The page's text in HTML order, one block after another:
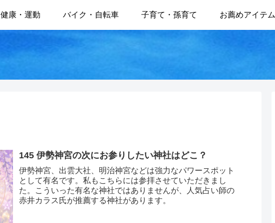
健康・運動 バイク・自転車 子育て・孫育て お薦めアイテム
145 伊勢神宮の次にお参りしたい神社はどこ？
伊勢神宮、出雲大社、明治神宮などは強力なパワースポット
として有名です。私もこちらには参拝させていただきまし
た。こういった有名な神社ではありませんが、人気占い師の
赤井カラス氏が推薦する神社があります。